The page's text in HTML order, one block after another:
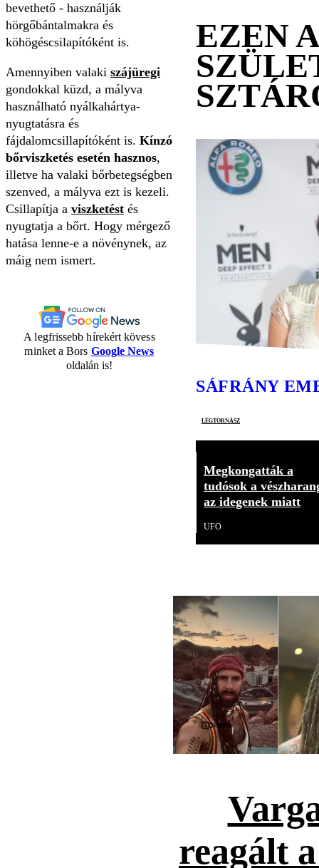
bevethető - használják
hörgőbántalmakra és
köhögéscsilapítóként is.
Amennyiben valaki szájüregi
gondokkal küzd, a mályva
használható nyálkahártya-
nyugtatásra és
fájdalomcsillapítóként is. Kínzó
bőrviszketés esetén hasznos,
illetve ha valaki bőrbetegségben
szenved, a mályva ezt is kezeli.
Csillapítja a viszketést és
nyugtatja a bőrt. Hogy mérgező
hatása lenne-e a növénynek, az
máig nem ismert.
A legfrissebb hírekért kövess
minket a Bors Google News
oldalán is!
EZEN
SÁFRÁNY
légtornász
Megkongatták a
tudósok a
az idegenek miatt
UFO
Videó
reagált